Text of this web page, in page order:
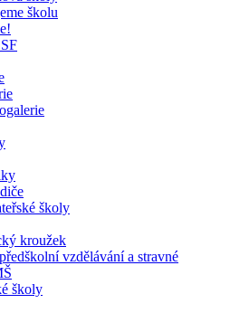
školu
školy
kroužek
vzdělávání a stravné
školy